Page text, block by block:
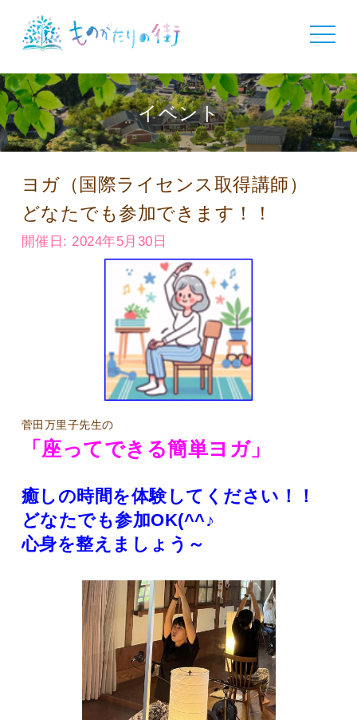
toggle
イベント
ヨガ（国際ライセンス取得講師）
どなたでも参加できます！！
開催日: 2024年5月30日
菅田万里子先生の
「座ってできる簡単ヨガ」
癒しの時間を体験してください！！
どなたでも参加OK(^^♪
心身を整えましょう～